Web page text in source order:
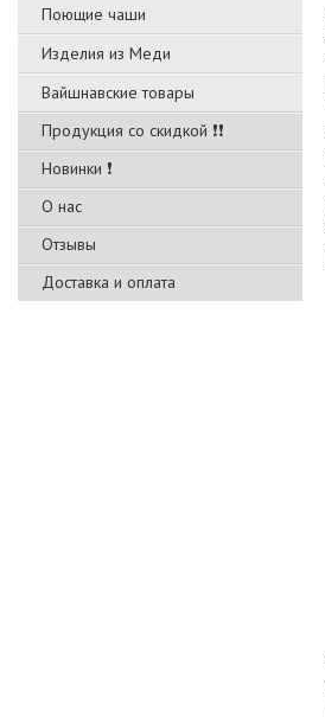
Поющие чаши
Изделия из Меди
Вайшнавские товары
Продукция со скидкой ❗❗
Новинки ❗
О нас
Отзывы
Доставка и оплата